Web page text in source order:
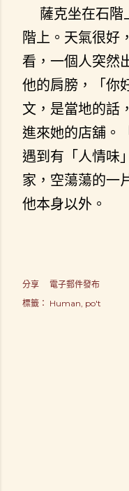
薩克坐在石階
階上。天氣很好
看，一個人突然
他的肩膀，「你
文，是當地的話
進來她的店舖。
遇到有「人情味
家，空蕩蕩的一
他本身以外。
分享
電子郵件發布
標籤： Human po't